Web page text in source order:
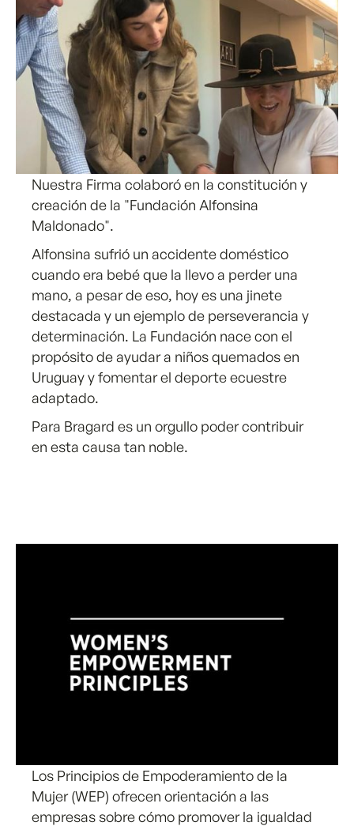
Nuestra Firma colaboró en la constitución y
creación de la "Fundación Alfonsina
Maldonado".
Alfonsina sufrió un accidente doméstico
cuando era bebé que la llevo a perder una
mano, a pesar de eso, hoy es una jinete
destacada y un ejemplo de perseverancia y
determinación. La Fundación nace con el
propósito de ayudar a niños quemados en
Uruguay y fomentar el deporte ecuestre
adaptado.
Para Bragard es un orgullo poder contribuir
en esta causa tan noble.
Los Principios de Empoderamiento de la
Mujer (WEP) ofrecen orientación a las
empresas sobre cómo promover la igualdad